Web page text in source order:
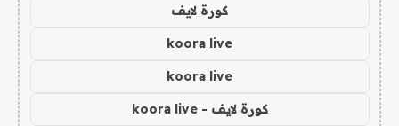
كورة لايف
koora live
koora live
كورة لايف - koora live